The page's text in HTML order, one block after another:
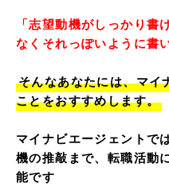
「志望動機がしっかり
なくそれっぽいように書
そんなあなたには、マイ
ことをおすすめします。
マイナビエージェントで
機の推敲まで、転職活動
能です